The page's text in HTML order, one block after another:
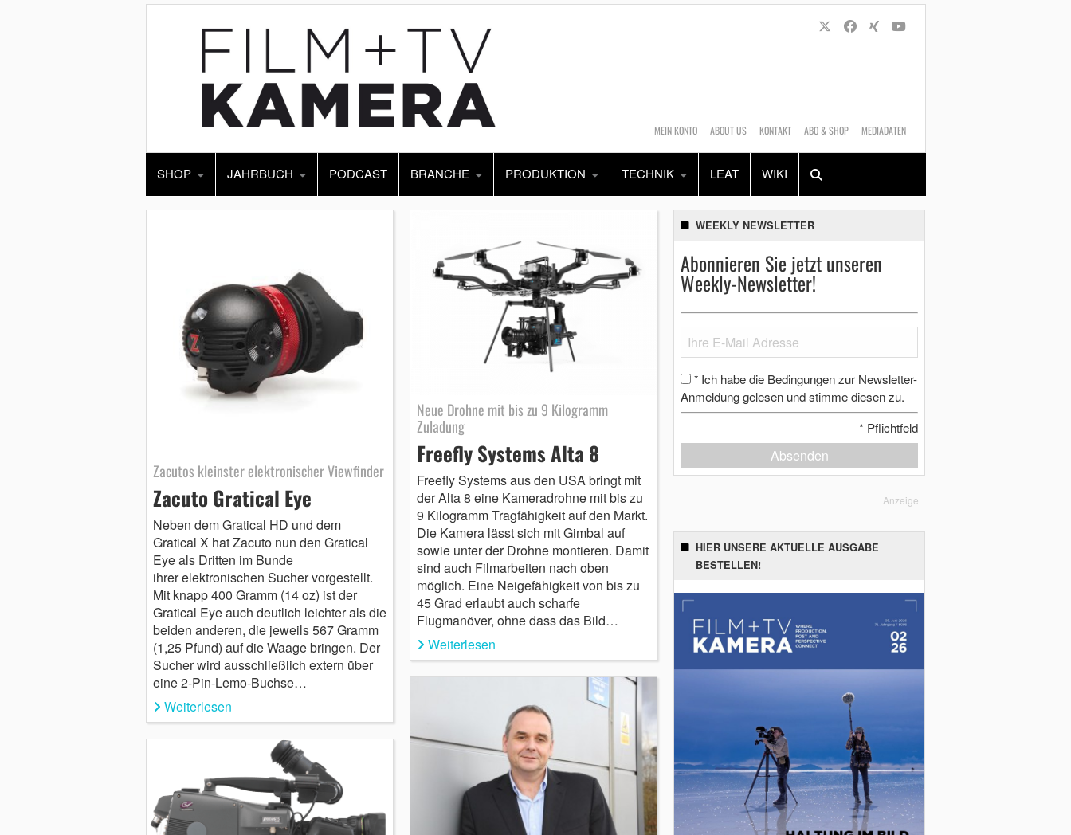
MEIN KONTO ABOUT US KONTAKT ABO & SHOP MEDIADATEN
SHOP JAHRBUCH PODCAST BRANCHE PRODUKTION TECHNIK LEAT WIKI
Alles Shop
Zacutos kleinster elektronischer Viewfinder
Zacuto Gratical Eye
Neben dem Gratical HD und dem
Gratical X hat Zacuto nun den Gratical
Eye als Dritten im Bunde
ihrer elektronischen Sucher vorgestellt.
Mit knapp 400 Gramm (14 oz) ist der
Gratical Eye auch deutlich leichter als die
beiden anderen, die jeweils 567 Gramm
(1,25 Pfund) auf die Waage bringen. Der
Sucher wird ausschließlich extern über
eine 2-Pin-Lemo-Buchse…
Weiterlesen
Neue Drohne mit bis zu 9 Kilogramm
Zuladung
Freefly Systems Alta 8
Freefly Systems aus den USA bringt mit
der Alta 8 eine Kameradrohne mit bis zu
9 Kilogramm Tragfähigkeit auf den Markt.
Die Kamera lässt sich mit Gimbal auf
sowie unter der Drohne montieren. Damit
sind auch Filmarbeiten nach oben
möglich. Eine Neigefähigkeit von bis zu
45 Grad erlaubt auch scharfe
Flugmanöver, ohne dass das Bild…
Weiterlesen
WEEKLY NEWSLETTER
Abonnieren Sie jetzt unseren
Weekly-Newsletter!
* Ich habe die Bedingungen zur Newsletter-
Anmeldung gelesen und stimme diesen zu.
* Pflichtfeld
Absenden
Anzeige
HIER UNSERE AKTUELLE AUSGABE
BESTELLEN!